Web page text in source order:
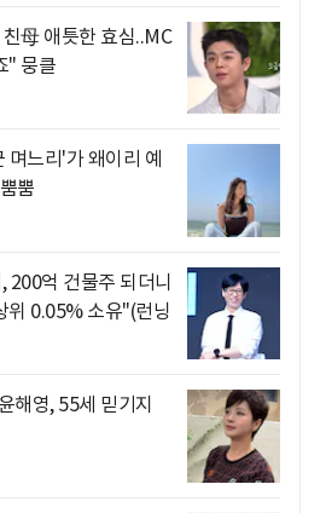
母 애틋한 효심..MC
" 뭉클
느리'가 왜이리 예
뿜
200억 건물주 되더니
위 0.05% 소유"(런닝
해영, 55세 믿기지